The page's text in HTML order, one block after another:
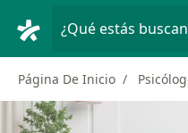
¿Qué estás
Página De Inicio